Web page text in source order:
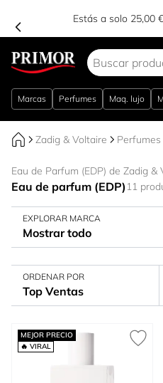
Estás a solo 25,00
Marcas Perfumes Maq. lujo
Zadig & Voltaire Perfumes
Eau de Parfum (EDP) de Zadig &
Eau de parfum (EDP) 11
EXPLORAR MARCA
Mostrar todo
ORDENAR POR
Top Ventas
MEJOR PRECIO
🔥 VIRAL